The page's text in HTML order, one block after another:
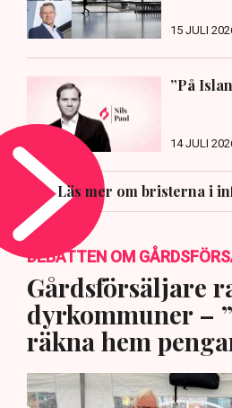
15 JULI
”På
14 JULI
Läs mer om bristerna i
DEBATTEN OM
Gårdsförsäljare
dyrkommuner –
räkna hem